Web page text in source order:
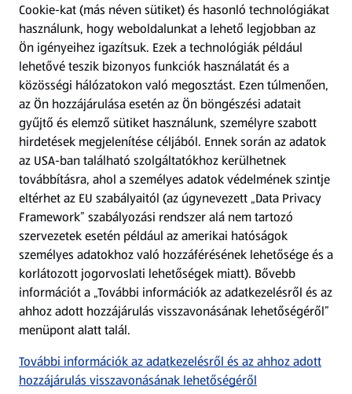
Kérdőív
Fizetési lehetőségek
ALDI utalványok
Árcsökkentés
Adattörlő alkalmazás
Szervizpont
(új oldalon nyílik meg)
Fedezz fel minket az interneten!
Töltsd le az ALDI Magyarország applikációt!
Cookie-kat (más néven sütiket) és hasonló technológiákat
használunk, hogy weboldalunkat a lehető legjobban az
Ön igényeihez igazítsuk. Ezek a technológiák például
lehetővé teszik bizonyos funkciók használatát és a
közösségi hálózatokon való megosztást. Ezen túlmenően,
az Ön hozzájárulása esetén az Ön böngészési adatait
gyűjtő és elemző sütiket használunk, személyre szabott
hirdetések megjelenítése céljából. Ennek során az adatok
az USA-ban található szolgáltatókhoz kerülhetnek
továbbításra, ahol a személyes adatok védelmének szintje
eltérhet az EU szabályaitól (az úgynevezett „Data Privacy
Framework” szabályozási rendszer alá nem tartozó
szervezetek esetén például az amerikai hatóságok
személyes adatokhoz való hozzáférésének lehetősége és a
korlátozott jogorvoslati lehetőségek miatt). Bővebb
információt a „További információk az adatkezelésről és az
ahhoz adott hozzájárulás visszavonásának lehetőségéről”
menüpont alatt talál.
További információk az adatkezelésről és az ahhoz adott
hozzájárulás visszavonásának lehetőségéről